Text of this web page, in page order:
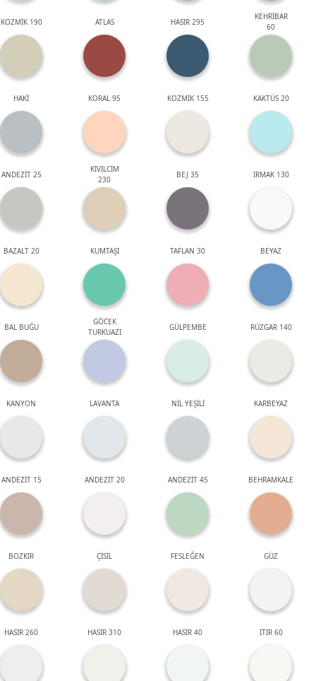
KOZMİK 190 ATLAS HASIR 295
KEHRİBAR
60
HAKİ KORAL 95 KOZMİK 155 KAKTÜS 20
ANDEZİT 25
KIVILCIM
230
BEJ 35 IRMAK 130
BAZALT 20 KUMTAŞI TAFLAN 30 BEYAZ
BAL BUĞU
GÖCEK
TURKUAZI
GÜLPEMBE RÜZGAR 140
KANYON LAVANTA NİL YEŞİLİ KARBEYAZ
ANDEZİT 15 ANDEZİT 20 ANDEZİT 45 BEHRAMKALE
BOZKIR ÇİSİL FESLEĞEN GÜZ
HASIR 260 HASIR 310 HASIR 40 ITIR 60